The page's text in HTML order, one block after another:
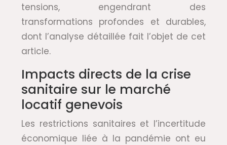
tensions, engendrant des
transformations profondes et durables,
dont l’analyse détaillée fait l’objet de cet
article.
Impacts directs de la crise
sanitaire sur le marché
locatif genevois
Les restrictions sanitaires et l’incertitude
économique liée à la pandémie ont eu